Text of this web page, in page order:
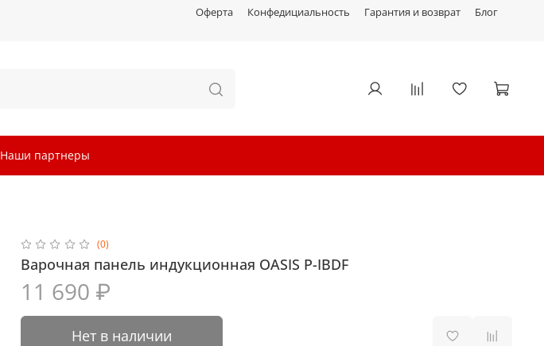
Оферта Конфедициальность Гарантия и возврат Блог
Наши партнеры
(0)
Варочная панель индукционная OASIS P-IBDF
11 690 ₽
Нет в наличии